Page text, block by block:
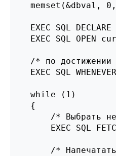
memset(&dbval,
EXEC SQL DECLARE
EXEC SQL OPEN
/* по достижении
EXEC SQL
    while (1)
    {
/* Выбрать
EXEC SQL
/*